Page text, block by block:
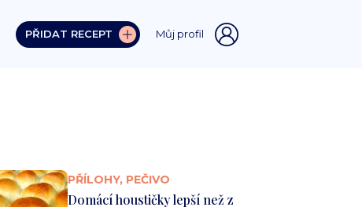
PŘIDAT RECEPT Můj profil
PŘÍLOHY, PEČIVO
Domácí houstičky lepší než z